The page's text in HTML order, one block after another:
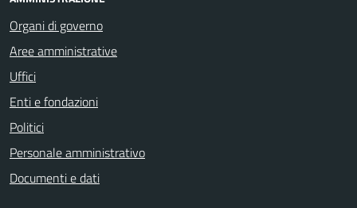
Organi di governo
Aree amministrative
Uffici
Enti e fondazioni
Politici
Personale amministrativo
Documenti e dati